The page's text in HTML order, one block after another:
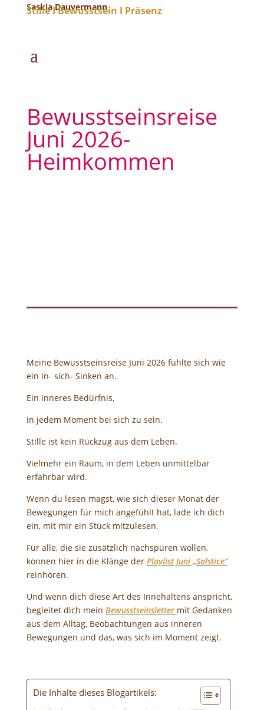
Saskia Dauvermann
Stille I Bewusstsein I Präsenz
Bewusstseinsreise
Juni 2026-
Heimkommen
Meine Bewusstseinsreise Juni 2026 fühlte sich wie
ein in- sich- Sinken an.
Ein inneres Bedürfnis,
in jedem Moment bei sich zu sein.
Stille ist kein Rückzug aus dem Leben.
Vielmehr ein Raum, in dem Leben unmittelbar
erfahrbar wird.
Wenn du lesen magst, wie sich dieser Monat der
Bewegungen für mich angefühlt hat, lade ich dich
ein, mit mir ein Stück mitzulesen.
Für alle, die sie zusätzlich nachspüren wollen,
können hier in die Klänge der Playlist Juni „Solstice“
reinhören.
Und wenn dich diese Art des Innehaltens anspricht,
begleitet dich mein Bewusstseinsletter mit Gedanken
aus dem Alltag, Beobachtungen aus inneren
Bewegungen und das, was sich im Moment zeigt.
Die Inhalte dieses Blogartikels: